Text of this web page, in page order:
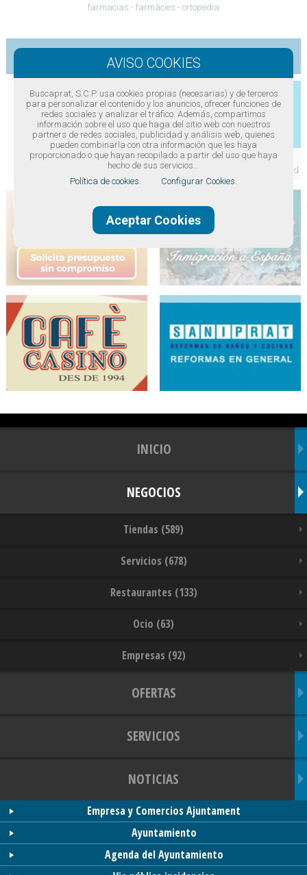
farmacias - farmàcies - ortopedia
Publicidad
INICIO
NEGOCIOS
Tiendas (589)
Servicios (678)
Restaurantes (133)
Ocio (63)
Empresas (92)
OFERTAS
SERVICIOS
NOTICIAS
Empresa y Comercios Ajuntament
Ayuntamiento
Agenda del Ayuntamiento
Buscaprat, S.C.P. usa cookies propias (necesarias) y de terceros
para personalizar el contenido y los anuncios, ofrecer funciones de
redes sociales y analizar el tráfico. Además, compartimos
información sobre el uso que haga del sitio web con nuestros
partners de redes sociales, publicidad y análisis web, quienes
pueden combinarla con otra información que les haya
proporcionado o que hayan recopilado a partir del uso que haya
hecho de sus servicios..
Política de cookies.
Configurar Cookies.
Aceptar Cookies